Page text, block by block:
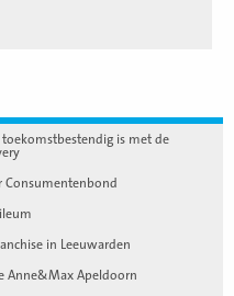
is met de
Consumentenbond
in Leeuwarden
Anne&Max Apeldoorn